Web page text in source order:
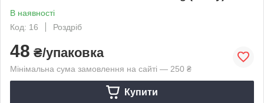
В наявності
Код: 16
Роздріб
48 ₴/упаковка
Мінімальна сума замовлення на сайті — 250 ₴
Купити